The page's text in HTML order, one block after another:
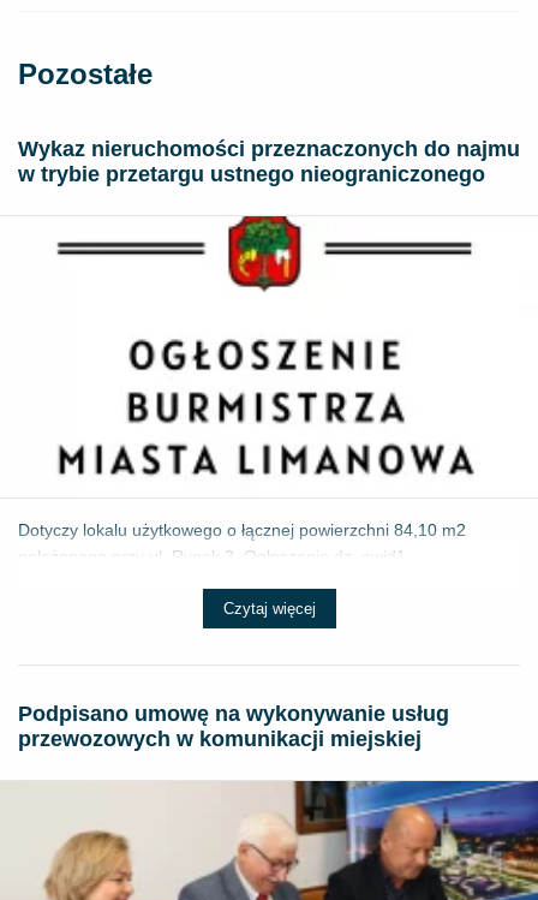
Pozostałe
Wykaz nieruchomości przeznaczonych do najmu
w trybie przetargu ustnego nieograniczonego
Dotyczy lokalu użytkowego o łącznej powierzchni 84,10 m2
położonego przy ul. Rynek 3. Ogłoszenie dz. ewid1 ...
Czytaj więcej
Podpisano umowę na wykonywanie usług
przewozowych w komunikacji miejskiej